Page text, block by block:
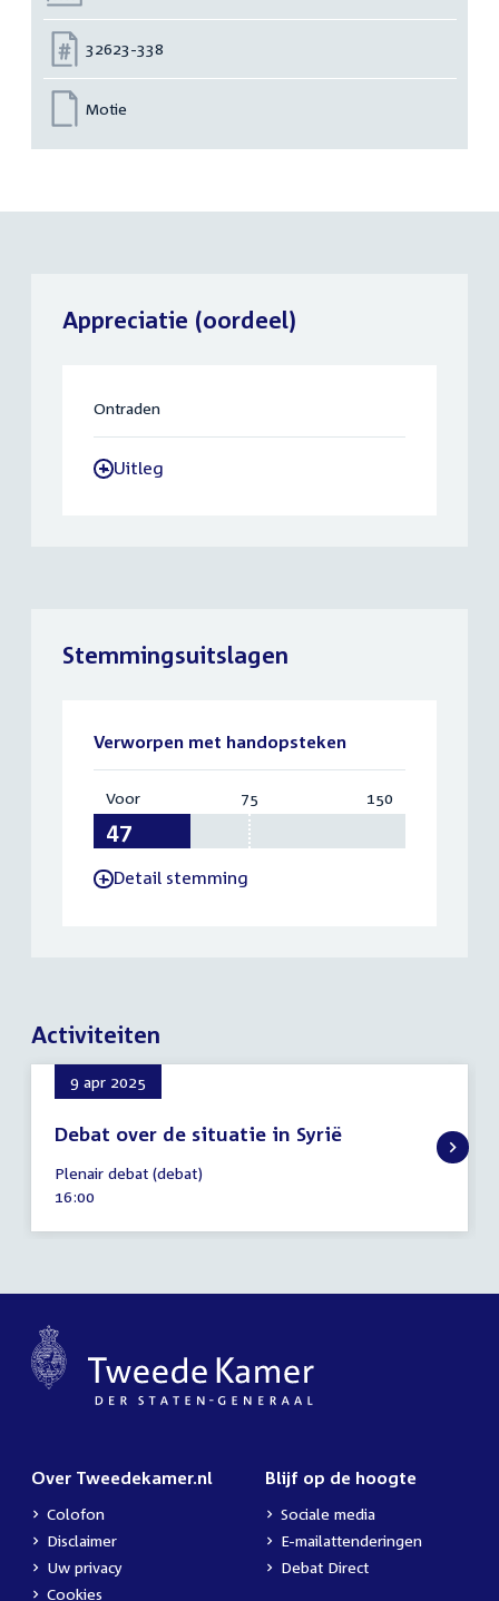
Nummer:
32623-338
Motie
Appreciatie (oordeel)
Ontraden
-Uitleg
Stemmingsuitslagen
Verworpen met handopsteken
Voor:
75 150
-Detail stemming
Activiteiten
9 apr 2025
Debat over de situatie in Syrië
april
2025
Plenair debat (debat)
Tijd
16:00
Over Tweedekamer.nl
Colofon
Disclaimer
Uw privacy
Cookies
Blijf op de hoogte
Sociale media
E-mailattenderingen
Debat Direct